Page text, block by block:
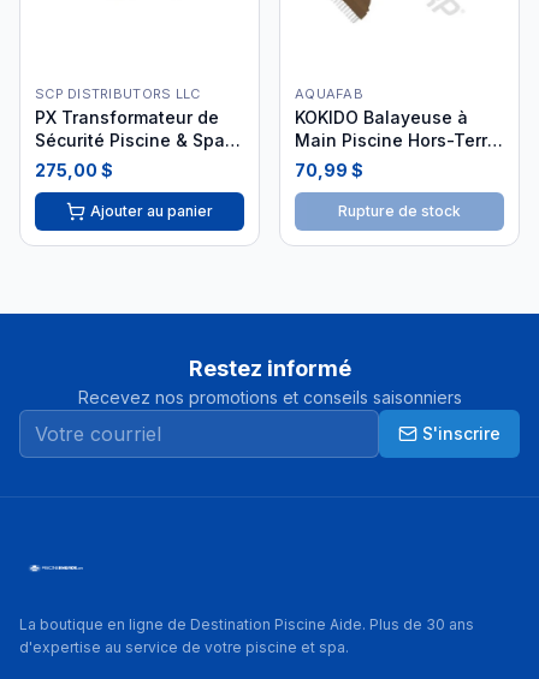
SCP DISTRIBUTORS LLC
PX Transformateur de
Sécurité Piscine & Spa
300W 120V Coffret
Beige INT-30-745
275,00 $
Ajouter au panier
AQUAFAB
KOKIDO Balayeuse à
Main Piscine Hors-Terre
Zephira
70,99 $
Rupture de stock
Restez informé
Recevez nos promotions et conseils saisonniers
S'inscrire
La boutique en ligne de Destination Piscine Aide. Plus de 30 ans
d'expertise au service de votre piscine et spa.